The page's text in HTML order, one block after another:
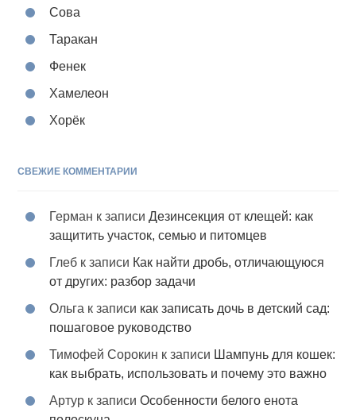
Сова
Таракан
Фенек
Хамелеон
Хорёк
СВЕЖИЕ КОММЕНТАРИИ
Герман к записиДезинсекция от клещей: как
защитить участок, семью и питомцев
Глеб к записи Как найти дробь, отличающуюся
от других: разбор задачи
Ольга к записи как записать дочь в детский сад:
пошаговое руководство
Тимофей Сорокин к записи Шампунь для кошек:
как выбрать, использовать и почему это важно
Артур к записиОсобенности белого енота